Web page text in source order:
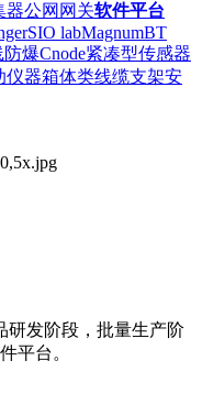
器公网网关软件平台
SIO labMagnumBT
防爆Cnode紧凑型传感器
仪器箱体类线缆支架安
研发阶段，批量生产阶
平台。